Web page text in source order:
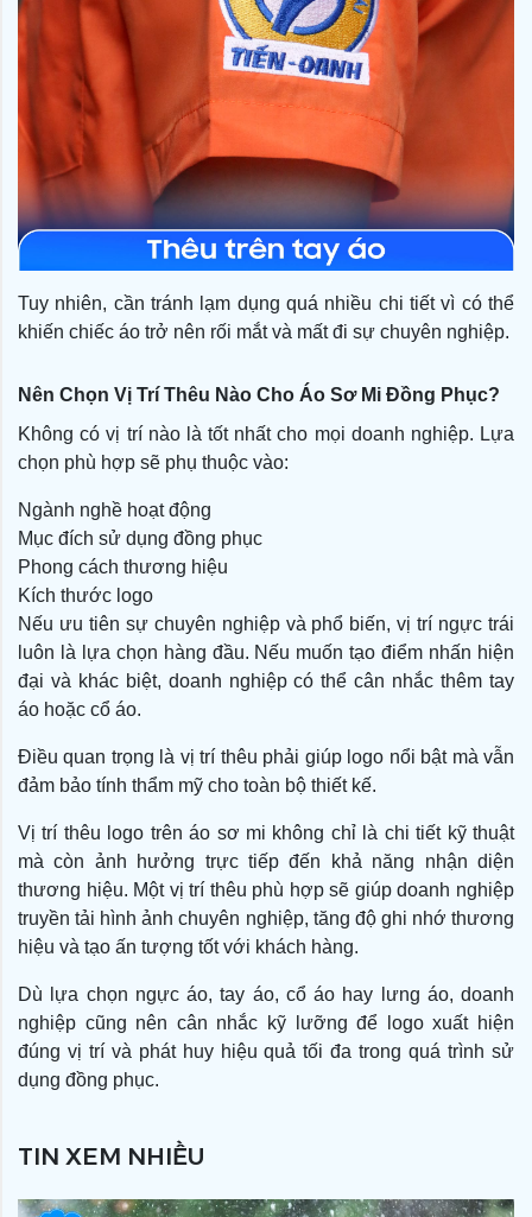
TIN XEM NHIỀU
Tuy nhiên, cần tránh lạm dụng quá nhiều chi tiết vì có thể
khiến chiếc áo trở nên rối mắt và mất đi sự chuyên nghiệp.
Nên Chọn Vị Trí Thêu Nào Cho Áo Sơ Mi Đồng Phục?
Không có vị trí nào là tốt nhất cho mọi doanh nghiệp. Lựa
chọn phù hợp sẽ phụ thuộc vào:
Ngành nghề hoạt động
Mục đích sử dụng đồng phục
Phong cách thương hiệu
Kích thước logo
Nếu ưu tiên sự chuyên nghiệp và phổ biến, vị trí ngực trái
luôn là lựa chọn hàng đầu. Nếu muốn tạo điểm nhấn hiện
đại và khác biệt, doanh nghiệp có thể cân nhắc thêm tay
áo hoặc cổ áo.
Điều quan trọng là vị trí thêu phải giúp logo nổi bật mà vẫn
đảm bảo tính thẩm mỹ cho toàn bộ thiết kế.
Vị trí thêu logo trên áo sơ mi không chỉ là chi tiết kỹ thuật
mà còn ảnh hưởng trực tiếp đến khả năng nhận diện
thương hiệu. Một vị trí thêu phù hợp sẽ giúp doanh nghiệp
truyền tải hình ảnh chuyên nghiệp, tăng độ ghi nhớ thương
hiệu và tạo ấn tượng tốt với khách hàng.
Dù lựa chọn ngực áo, tay áo, cổ áo hay lưng áo, doanh
nghiệp cũng nên cân nhắc kỹ lưỡng để logo xuất hiện
đúng vị trí và phát huy hiệu quả tối đa trong quá trình sử
dụng đồng phục.